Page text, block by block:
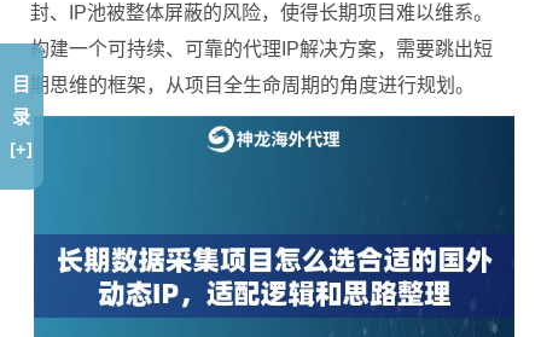
封、IP池被整体屏蔽的风险，使得长期项目难以维系。
构建一个可持续、可靠的代理IP解决方案，需要跳出短
期思维的框架，从项目全生命周期的角度进行规划。
目
录
[+]